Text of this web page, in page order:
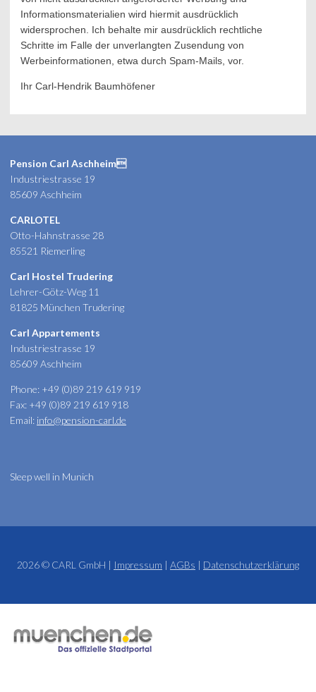
Informationsmaterialien wird hiermit ausdrücklich
widersprochen. Ich behalte mir ausdrücklich rechtliche
Schritte im Falle der unverlangten Zusendung von
Werbeinformationen, etwa durch Spam-Mails, vor.
Ihr Carl-Hendrik Baumhöfener
Pension Carl Aschheim
Industriestrasse 19
85609 Aschheim
CARLOTEL
Otto-Hahnstrasse 28
85521 Riemerling
Carl Hostel Trudering
Lehrer-Götz-Weg 11
81825 München Trudering
Carl Appartements
Industriestrasse 19
85609 Aschheim
Phone: +49 (0)89 219 619 919
Fax: +49 (0)89 219 619 918
Email: info@pension-carl.de
Sleep well in Munich
2026 © CARL GmbH | Impressum | AGBs | Datenschutzerklärung